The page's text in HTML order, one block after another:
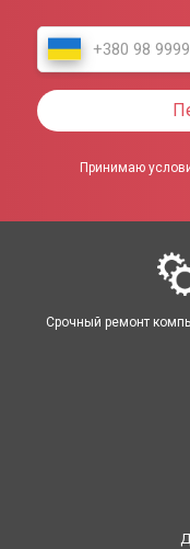
Принимаю
Срочный ремонт